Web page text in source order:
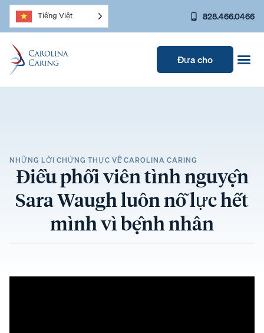
Tiếng Việt 828.466.0466
Đưa cho
NHỮNG LỜI CHỨNG THỰC VỀ CAROLINA CARING
Điều phối viên tình nguyện
Sara Waugh luôn nỗ lực hết
mình vì bệnh nhân